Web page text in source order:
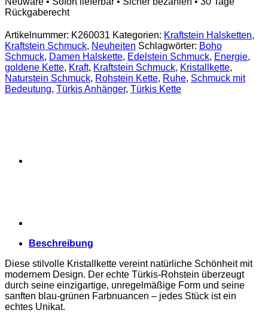
Türkis-
Rohstein-
Anhänger
in
goldfarbener
Fassung
Menge
Rückgaberecht
Artikelnummer: K260031 Kategorien: Kraftstein Halsketten,
Kraftstein Schmuck, Neuheiten Schlagwörter: Boho
Schmuck, Damen Halskette, Edelstein Schmuck, Energie,
goldene Kette, Kraft, Kraftstein Schmuck, Kristallkette,
Naturstein Schmuck, Rohstein Kette, Ruhe, Schmuck mit
Bedeutung, Türkis Anhänger, Türkis Kette
Beschreibung
Diese stilvolle Kristallkette vereint natürliche Schönheit mit
modernem Design. Der echte Türkis-Rohstein überzeugt
durch seine einzigartige, unregelmäßige Form und seine
sanften blau-grünen Farbnuancen – jedes Stück ist ein
echtes Unikat.